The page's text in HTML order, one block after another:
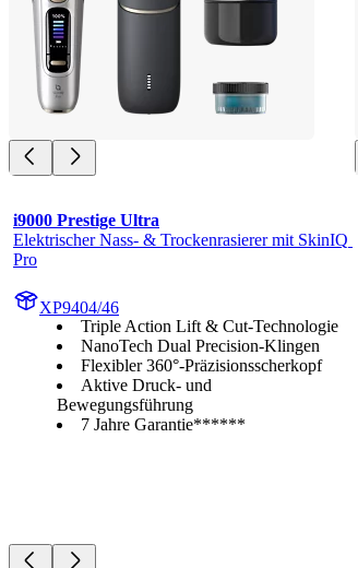
i9000 Prestige Ultra
Elektrischer Nass- & Trockenrasierer mit SkinIQ
Pro
XP9404/46
Triple Action Lift & Cut-Technologie
NanoTech Dual Precision-Klingen
Flexibler 360°-Präzisionsscherkopf
Aktive Druck- und
Bewegungsführung
7 Jahre Garantie******